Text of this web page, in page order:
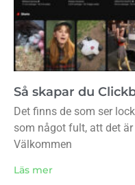
Så skapar du
Det finns de som ser
som något fult, att det
Välkommen
Läs mer